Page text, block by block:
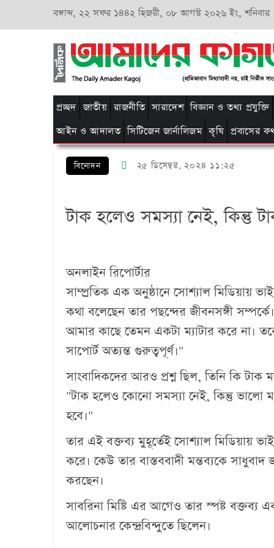
বঙ্গাব্দ, ২২ সফর ১৪৪২ হিজরী, ০৮ আগস্ট ২০২৬ ইং, শনিবার
প্রচ্ছদ জাতীয় রাজনীতি সারাদেশ বিজ্ঞান ও তথ্য প্রযুক্তি
আইন ও আদালত সিটিজেন জার্নালিজম কৃষি প্রবাসের
বিনোদন ২৫ ডিসেম্বর, ২০২৪ ১১:২৫
টাক হলেও সমস্যা নেই, কিন্তু
অনলাইন রিপোর্টার
সাম্প্রতিক এক অনুষ্ঠানে সোশ্যাল মিডিয়ায়
কথা বলেছেন তার পছন্দের জীবনসঙ্গী সম্পর্কে।
আমার কাছে তেমন একটা ম্যাটার করে না।
সাপোর্ট অত্যন্ত গুরুত্বপূর্ণ।"
সাংবাদিকদের আরও প্রশ্ন ছিল, তিনি কি টাক
"টাক হলেও কোনো সমস্যা নেই, কিন্তু ভালো
হবে।"
তার এই বক্তব্য মুহূর্তেই সোশ্যাল মিডিয়ায়
করে। কেউ তার বাস্তববাদী মন্তব্যকে
করছেন।
সাবরিনা মিষ্টি এর আগেও তার স্পষ্ট বক্তব্য
আলোচনার কেন্দ্রবিন্দুতে ছিলেন।